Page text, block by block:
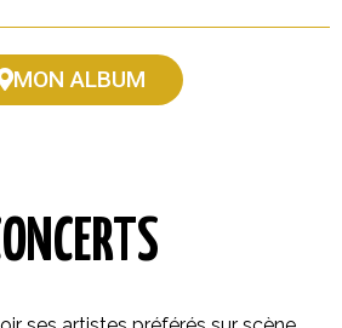
MON ALBUM